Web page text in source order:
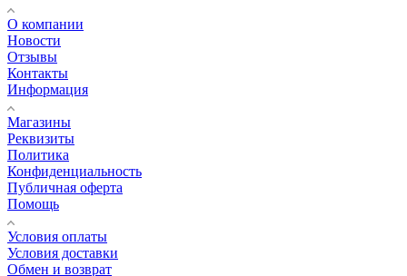
О компании
Новости
Отзывы
Контакты
Информация
Магазины
Реквизиты
Политика
Конфиденциальность
Публичная оферта
Помощь
Условия оплаты
Условия доставки
Обмен и возврат